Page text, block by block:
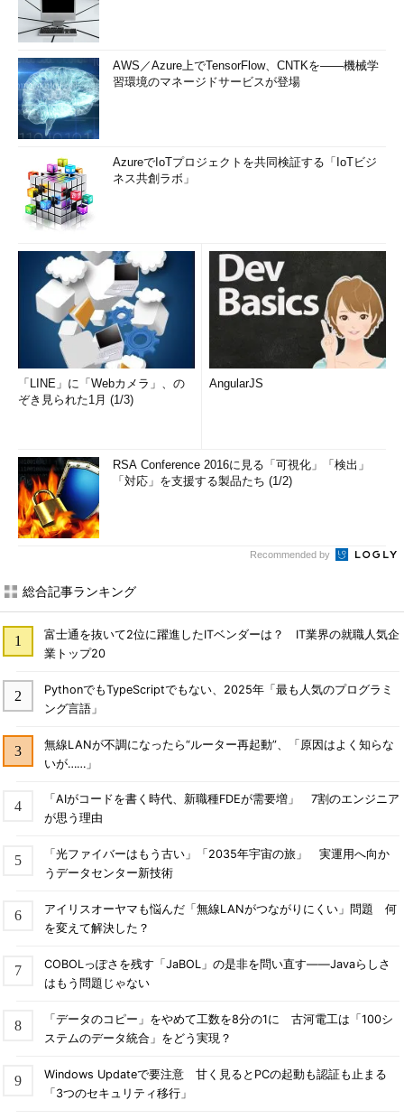
AWS／Azure上でTensorFlow、CNTKを――機械学
習環境のマネージドサービスが登場
AzureでIoTプロジェクトを共同検証する「IoTビジ
ネス共創ラボ」
「LINE」に「Webカメラ」、の
ぞき見られた1月 (1/3)
AngularJS
RSA Conference 2016に見る「可視化」「検出」
「対応」を支援する製品たち (1/2)
Recommended by
総合記事ランキング
富士通を抜いて2位に躍進したITベンダーは？ IT業界の就職人気企
業トップ20
PythonでもTypeScriptでもない、2025年「最も人気のプログラミ
ング言語」
無線LANが不調になったら“ルーター再起動”、「原因はよく知らな
いが……」
「AIがコードを書く時代、新職種FDEが需要増」 7割のエンジニア
が思う理由
「光ファイバーはもう古い」「2035年宇宙の旅」 実運用へ向か
うデータセンター新技術
アイリスオーヤマも悩んだ「無線LANがつながりにくい」問題 何
を変えて解決した？
COBOLっぽさを残す「JaBOL」の是非を問い直す――Javaらしさ
はもう問題じゃない
「データのコピー」をやめて工数を8分の1に 古河電工は「100シ
ステムのデータ統合」をどう実現？
Windows Updateで要注意 甘く見るとPCの起動も認証も止まる
「3つのセキュリティ移行」